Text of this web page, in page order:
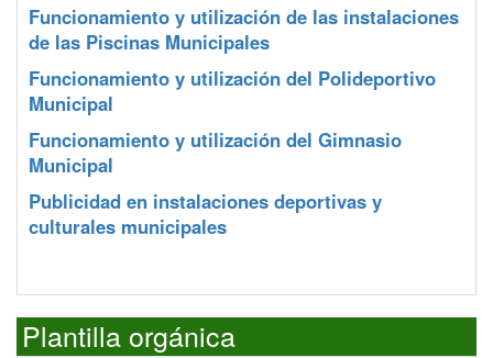
Funcionamiento y utilización de las instalaciones
de las Piscinas Municipales
Funcionamiento y utilización del Polideportivo
Municipal
Funcionamiento y utilización del Gimnasio
Municipal
Publicidad en instalaciones deportivas y
culturales municipales
Plantilla orgánica